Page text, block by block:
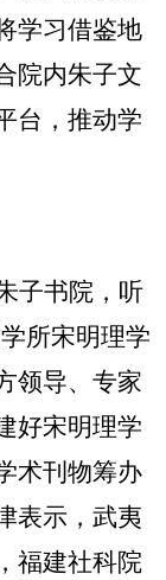
学习借鉴地
院内朱子文
台，推动学
子书院，听
所宋明理学
领导、 专家
好宋明理学
术刊物筹办
表示， 武夷
福建社科院